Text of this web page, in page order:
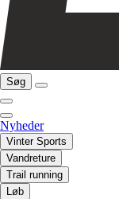
Søg
Nyheder
Vinter Sports
Vandreture
Trail running
Løb